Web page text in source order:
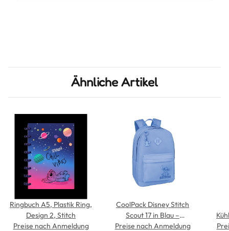
Ähnliche Artikel
Ringbuch A5, Plastik Ring,
Design 2, Stitch
Preise nach Anmeldung
CoolPack Disney Stitch
Scout 17 in Blau –
Schulrucksack mit 2
Preise nach Anmeldung